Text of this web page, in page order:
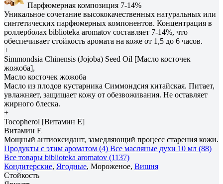
Парфюмерная композиция 7-14%
Уникальное сочетание высококачественных натуральных или
синтетических парфюмерных компонентов. Концентрация в
роллерболах biblioteka aromatov составляет 7-14%, что
обеспечивает стойкость аромата на коже от 1,5 до 6 часов.
+
Simmondsia Сhinensis (Jojoba) Seed Oil [Масло косточек
жожоба],
Масло косточек жожоба
Масло из плодов кустарника Симмондсия китайская. Питает,
увлажняет, защищает кожу от обезвоживания. Не оставляет
жирного блеска.
+
Tocopherol [Витамин E]
Витамин E
Мощный антиоксидант, замедляющий процесс старения кожи.
Продукты с этим ароматом (4) Все масляные духи 10 мл (88)
Все товары biblioteka aromatov (1137)
Кондитерские, Ягодные, Мороженое, Вишня
Стойкость